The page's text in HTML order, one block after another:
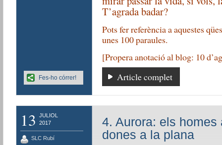
T’agrada badar?
Pots fer referència a aquestes
unes 100 paraules.
[Propera anotació al blog: 10
Article complet
Fes-ho córrer!
13
JULIOL
2017
SLC Rubí
4. Aurora: els
dones a la plana